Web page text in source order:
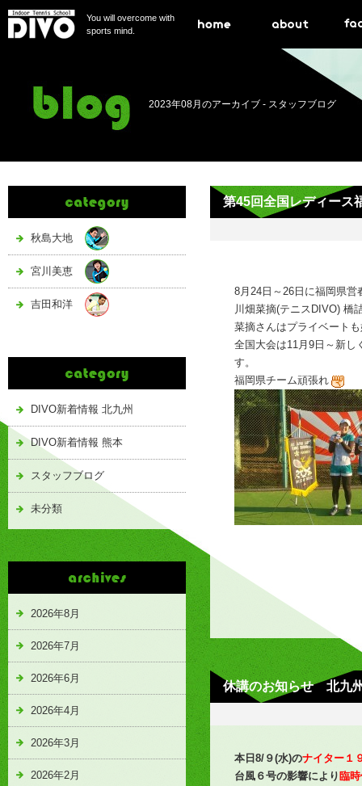
You will overcome with
sports mind.
2023年08月のアーカイブ - スタッフブログ
第45回全国レディー
8月24日～26日に福岡県
川畑菜摘(テニスDIVO) 橋
菜摘さんはプライベート
全国大会は11月9日～新し
す。
福岡県チーム頑張れ
休講のお知らせ 北九
本日8/９(水)のナイター１
台風６号の影響により 臨
秋島大地
宮川美恵
吉田和洋
DIVO新着情報 北九州
DIVO新着情報 熊本
スタッフブログ
未分類
2026年8月
2026年7月
2026年6月
2026年4月
2026年3月
2026年2月